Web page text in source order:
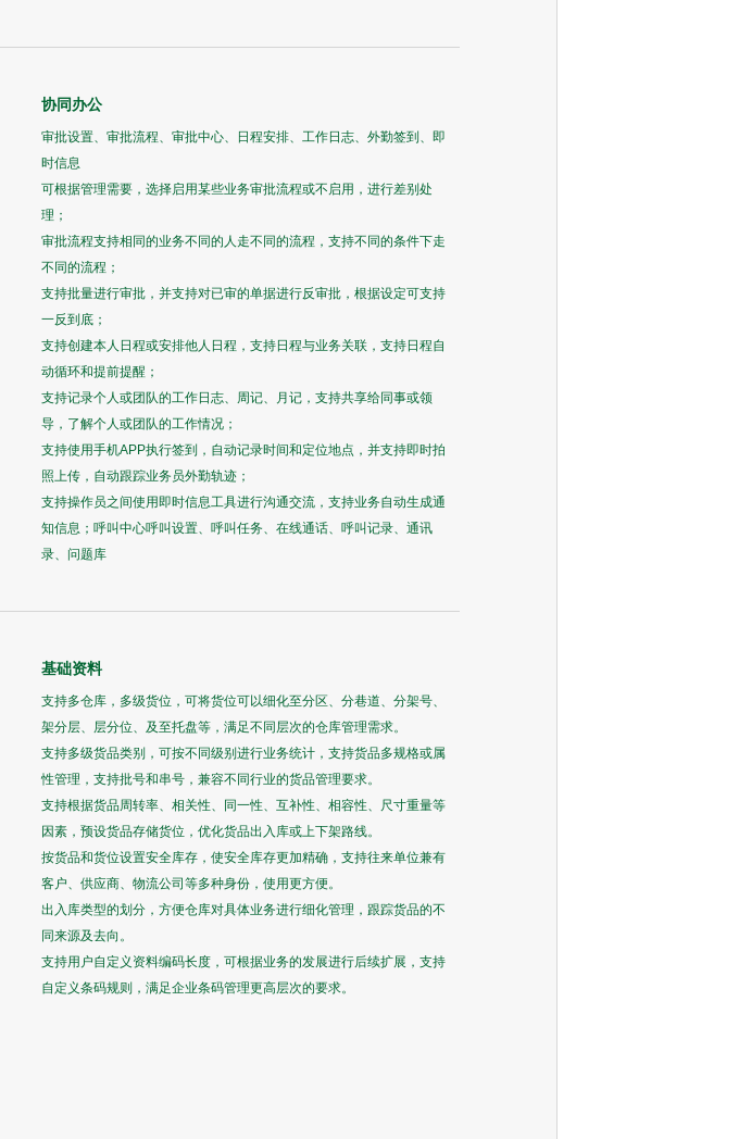
协同办公
审批设置、审批流程、审批中心、日程安排、工作日志、外勤签到、即
时信息
可根据管理需要，选择启用某些业务审批流程或不启用，进行差别处
理；
审批流程支持相同的业务不同的人走不同的流程，支持不同的条件下走
不同的流程；
支持批量进行审批，并支持对已审的单据进行反审批，根据设定可支持
一反到底；
支持创建本人日程或安排他人日程，支持日程与业务关联，支持日程自
动循环和提前提醒；
支持记录个人或团队的工作日志、周记、月记，支持共享给同事或领
导，了解个人或团队的工作情况；
支持使用手机APP执行签到，自动记录时间和定位地点，并支持即时拍
照上传，自动跟踪业务员外勤轨迹；
支持操作员之间使用即时信息工具进行沟通交流，支持业务自动生成通
知信息；呼叫中心呼叫设置、呼叫任务、在线通话、呼叫记录、通讯
录、问题库
基础资料
支持多仓库，多级货位，可将货位可以细化至分区、分巷道、分架号、
架分层、层分位、及至托盘等，满足不同层次的仓库管理需求。
支持多级货品类别，可按不同级别进行业务统计，支持货品多规格或属
性管理，支持批号和串号，兼容不同行业的货品管理要求。
支持根据货品周转率、相关性、同一性、互补性、相容性、尺寸重量等
因素，预设货品存储货位，优化货品出入库或上下架路线。
按货品和货位设置安全库存，使安全库存更加精确，支持往来单位兼有
客户、供应商、物流公司等多种身份，使用更方便。
出入库类型的划分，方便仓库对具体业务进行细化管理，跟踪货品的不
同来源及去向。
支持用户自定义资料编码长度，可根据业务的发展进行后续扩展，支持
自定义条码规则，满足企业条码管理更高层次的要求。